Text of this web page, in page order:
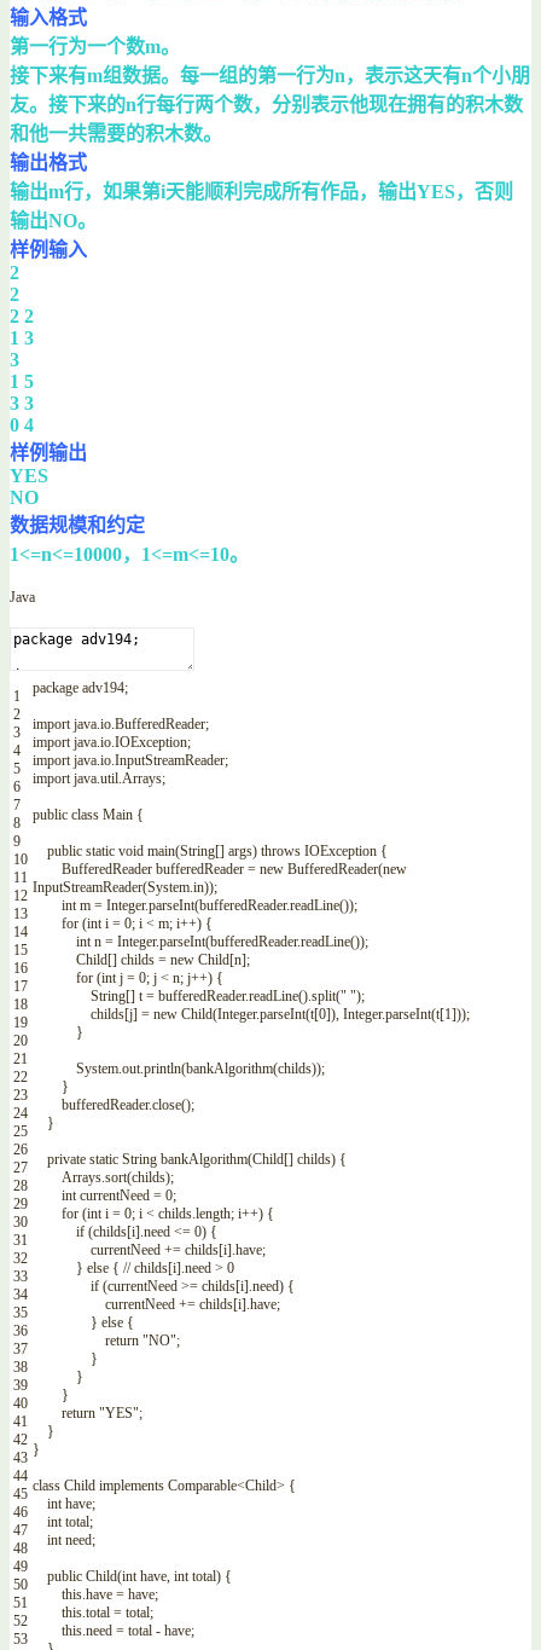
输入格式
第一行为一个数m。
接下来有m组数据。每一组的第一行为n，表示这天有n个小朋
友。接下来的n行每行两个数，分别表示他现在拥有的积木数
和他一共需要的积木数。
输出格式
输出m行，如果第i天能顺利完成所有作品，输出YES，否则
输出NO。
样例输入
2
2
2 2
1 3
3
1 5
3 3
0 4
样例输出
YES
NO
数据规模和约定
1<=n<=10000，1<=m<=10。
Java
1
2
3
4
5
6
7
8
9
10
11
12
13
14
15
16
17
18
19
20
21
22
23
24
25
26
27
28
29
30
31
32
33
34
35
36
37
38
39
40
41
42
43
44
45
46
47
48
49
50
51
52
53
package adv194;
import java.io.BufferedReader;
import java.io.IOException;
import java.io.InputStreamReader;
import java.util.Arrays;
public class Main {
public static void main(String[] args) throws IOException {
BufferedReader bufferedReader = new BufferedReader(new
InputStreamReader(System.in));
int m = Integer.parseInt(bufferedReader.readLine());
for (int i = 0; i < m; i++) {
int n = Integer.parseInt(bufferedReader.readLine());
Child[] childs = new Child[n];
for (int j = 0; j < n; j++) {
String[] t = bufferedReader.readLine().split(" ");
childs[j] = new Child(Integer.parseInt(t[0]), Integer.parseInt(t[1]));
}
System.out.println(bankAlgorithm(childs));
}
bufferedReader.close();
}
private static String bankAlgorithm(Child[] childs) {
Arrays.sort(childs);
int currentNeed = 0;
for (int i = 0; i < childs.length; i++) {
if (childs[i].need <= 0) {
currentNeed += childs[i].have;
} else { // childs[i].need > 0
if (currentNeed >= childs[i].need) {
currentNeed += childs[i].have;
} else {
return "NO";
}
}
}
return "YES";
}
}
class Child implements Comparable<Child> {
int have;
int total;
int need;
public Child(int have, int total) {
this.have = have;
this.total = total;
this.need = total - have;